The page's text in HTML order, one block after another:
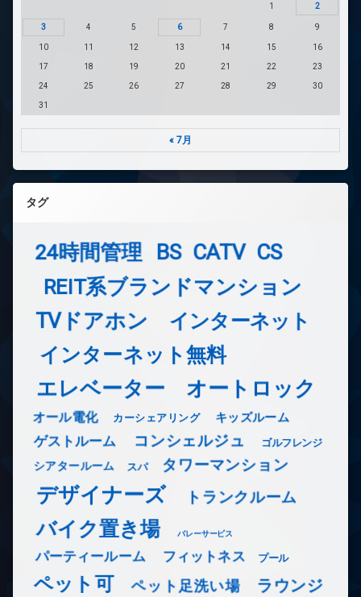
1 2
3 4 5 6 7 8 9
10 11 12 13 14 15 16
17 18 19 20 21 22 23
24 25 26 27 28 29 30
31
« 7月
タグ
24時間管理 BS CATV CS
REIT系ブランドマンション
TVドアホン インターネット
インターネット無料
エレベーター オートロック
オール電化 カーシェアリング キッズルーム
ゲストルーム コンシェルジュ ゴルフレンジ
シアタールーム スパ タワーマンション
デザイナーズ トランクルーム
バイク置き場 バレーサービス
パーティールーム フィットネス プール
ペット可 ペット足洗い場 ラウンジ